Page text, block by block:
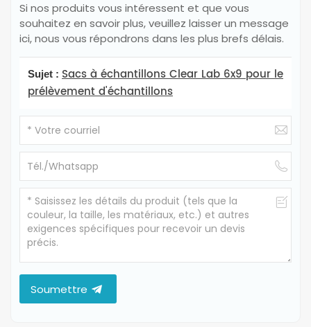
Si nos produits vous intéressent et que vous
souhaitez en savoir plus, veuillez laisser un message
ici, nous vous répondrons dans les plus brefs délais.
Sujet : Sacs à échantillons Clear Lab 6x9 pour le
prélèvement d'échantillons
Soumettre